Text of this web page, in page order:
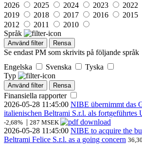
2026
2025 2024 2023 2022
2019
2018 2017 2016 2015
2012
2011
2010
Språk
Använd filter Rensa
Se endast PM som skrivits på följande språk
Engelska
Svenska
Tyska
Typ
Använd filter Rensa
Finansiella rapporter
2026-05-28 11:45:00 NIBE übernimmt das
italienischen Beltrami S.r.l. als fortgeführtes
-2,68% | 287 MSEK
2026-05-28 11:45:00 NIBE to acquire the
Beltrami Felice S.r.l. as a going concern